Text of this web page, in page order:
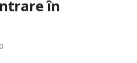
0
la intrare
2 Cluj-